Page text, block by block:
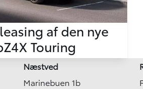
af den nye
Touring
Næstved
Marinebuen 1b